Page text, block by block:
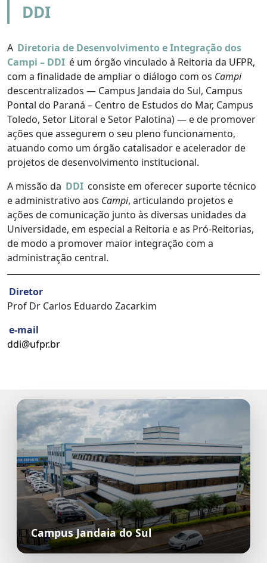
DDI
A Diretoria de Desenvolvimento e Integração dos
Campi – DDI é um órgão vinculado à Reitoria da UFPR,
com a finalidade de ampliar o diálogo com os Campi
descentralizados — Campus Jandaia do Sul, Campus
Pontal do Paraná – Centro de Estudos do Mar, Campus
Toledo, Setor Litoral e Setor Palotina) — e de promover
ações que assegurem o seu pleno funcionamento,
atuando como um órgão catalisador e acelerador de
projetos de desenvolvimento institucional.
A missão da DDI consiste em oferecer suporte técnico
e administrativo aos Campi, articulando projetos e
ações de comunicação junto às diversas unidades da
Universidade, em especial a Reitoria e as Pró-Reitorias,
de modo a promover maior integração com a
administração central.
Diretor
Prof Dr Carlos Eduardo Zacarkim
e-mail
ddi@ufpr.br
Campus Jandaia do Sul